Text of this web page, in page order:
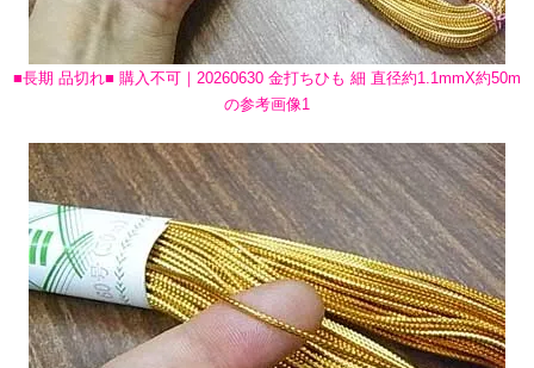
■長期 品切れ■ 購入不可｜20260630 金打ちひも 細 直径約1.1mmX約50m
の参考画像1